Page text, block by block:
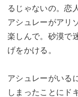
るじゃないの。恋
アシュレーがアリ
楽しんで。砂漠で
げをかける。
アシュレーがいる
しまったことにド